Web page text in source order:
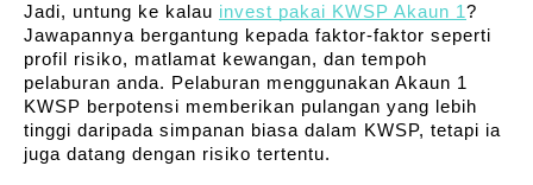
Jadi, untung ke kalau invest pakai KWSP Akaun 1 ?
Jawapannya bergantung kepada faktor-faktor seperti
profil risiko, matlamat kewangan, dan tempoh
pelaburan anda. Pelaburan menggunakan Akaun 1
KWSP berpotensi memberikan pulangan yang lebih
tinggi daripada simpanan biasa dalam KWSP, tetapi ia
juga datang dengan risiko tertentu.